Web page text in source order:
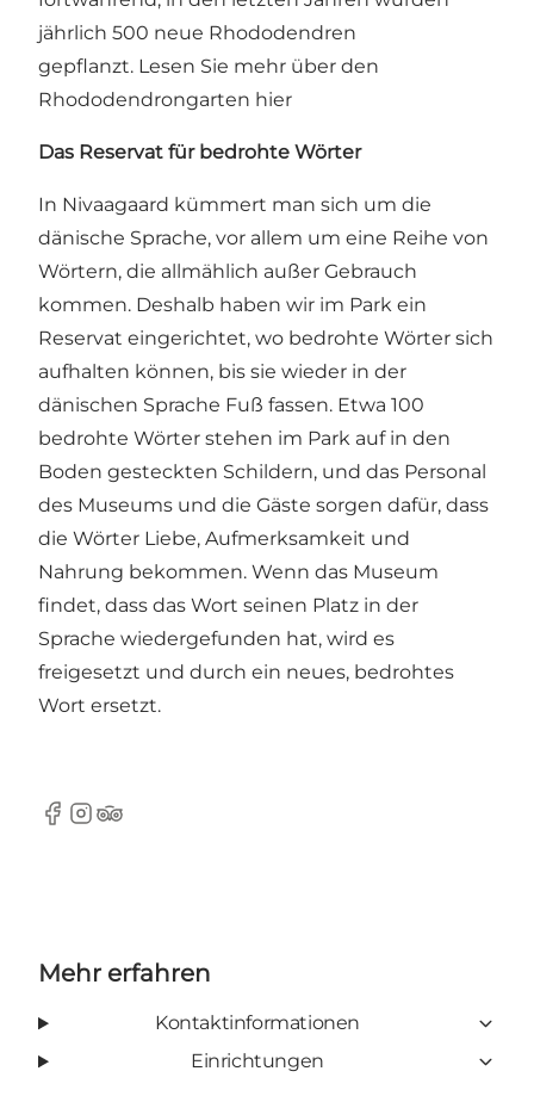
jährlich 500 neue Rhododendren
gepflanzt. Lesen Sie mehr über den
Rhododendrongarten hier
Das Reservat für bedrohte Wörter
In Nivaagaard kümmert man sich um die
dänische Sprache, vor allem um eine Reihe von
Wörtern, die allmählich außer Gebrauch
kommen. Deshalb haben wir im Park ein
Reservat eingerichtet, wo bedrohte Wörter sich
aufhalten können, bis sie wieder in der
dänischen Sprache Fuß fassen. Etwa 100
bedrohte Wörter stehen im Park auf in den
Boden gesteckten Schildern, und das Personal
des Museums und die Gäste sorgen dafür, dass
die Wörter Liebe, Aufmerksamkeit und
Nahrung bekommen. Wenn das Museum
findet, dass das Wort seinen Platz in der
Sprache wiedergefunden hat, wird es
freigesetzt und durch ein neues, bedrohtes
Wort ersetzt.
Facebook
Instagram
TripAdvisor
Mehr erfahren
Kontaktinformationen
Einrichtungen